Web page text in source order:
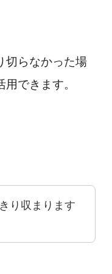
切らなかった場
できます。
り収まります